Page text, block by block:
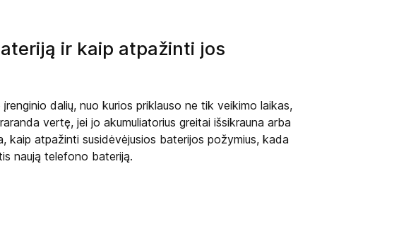
ir kaip atpažinti jos
dalių, nuo kurios priklauso ne tik veikimo laikas,
vertę, jei jo akumuliatorius greitai išsikrauna arba
kaip atpažinti susidėvėjusios baterijos požymius, kada
naują telefono bateriją.